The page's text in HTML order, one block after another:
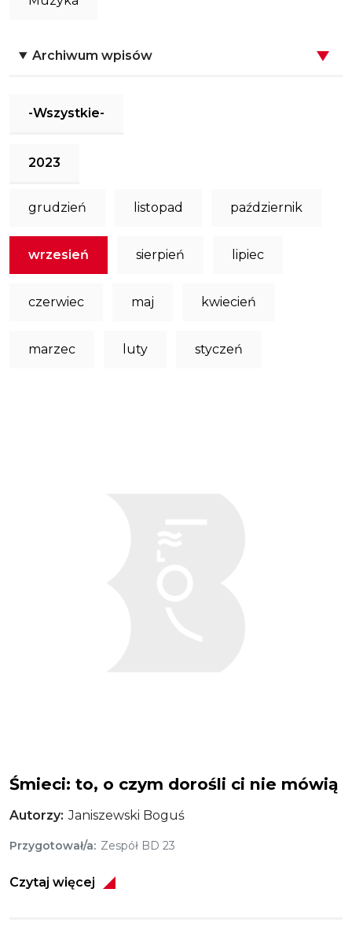
Archiwum wpisów
-Wszystkie-
2023
grudzień listopad październik
wrzesień sierpień lipiec
czerwiec maj kwiecień
marzec luty styczeń
Śmieci: to, o czym dorośli ci nie mówią
Autorzy Janiszewski Boguś
Przygotował/a Zespół BD 23
Czytaj więcej